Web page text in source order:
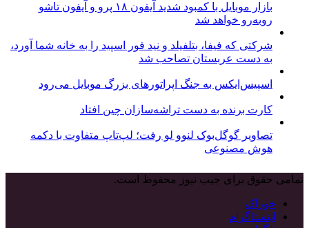
بازار موبایل با کمبود شدید آیفون ۱۸ پرو و آیفون تاشو
روبه‌رو خواهد شد
شرکتی که فیفا، بتلفیلد و نید فور اسپید را به خانه شما آورد،
به دست عربستان تصاحب شد
اسپیس‌ایکس به جنگ اپراتورهای بزرگ موبایل می‌رود
کارت برنده به دست تراشه‌سازان چین افتاد
تصاویر گوگل‌بوک لنوو لو رفت؛ لپ‌تاپ متفاوت با دکمه
هوش مصنوعی
تمامی حقوق برای جیب نیوز محفوظ است.
خوراک
اینستاگرام